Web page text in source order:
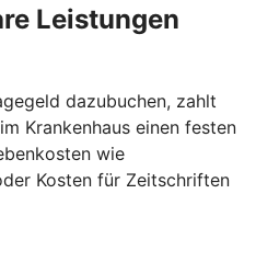
Leistungen
dazubuchen, zahlt
Krankenhaus einen festen
wie
Kosten für Zeitschriften